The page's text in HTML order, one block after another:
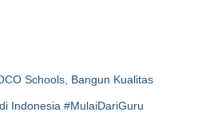
Schools, Bangun Kualitas
Indonesia #MulaiDariGuru